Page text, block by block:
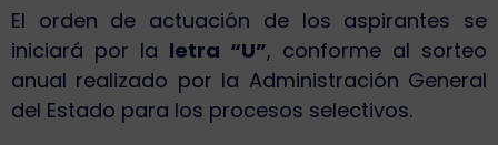
El orden de actuación de los aspirantes se
iniciará por la letra “U”, conforme al sorteo
anual realizado por la Administración General
del Estado para los procesos selectivos.